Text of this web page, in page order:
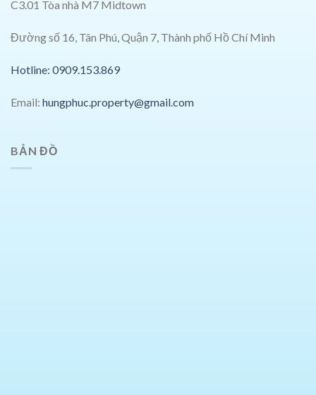
C3.01 Tòa nhà M7 Midtown
Đường số 16, Tân Phú, Quận 7, Thành phố Hồ Chí Minh
Hotline: 0909.153.869
Email: hungphuc.property@gmail.com
BẢN ĐỒ